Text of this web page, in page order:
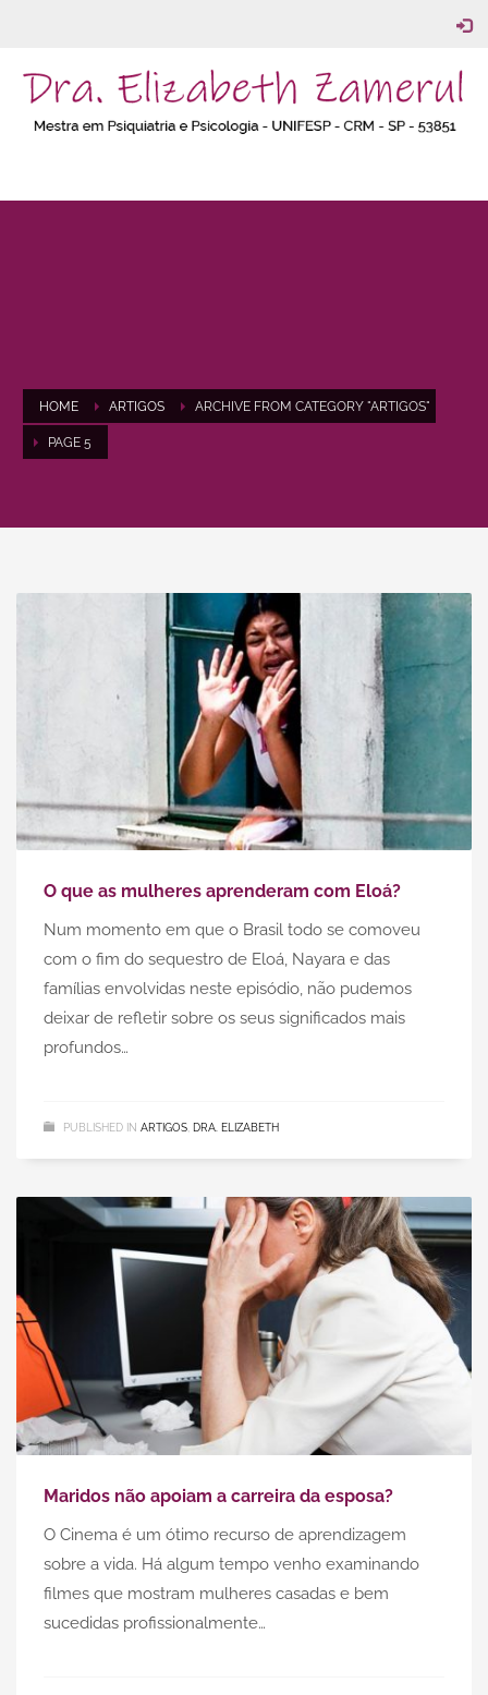
HOME ARTIGOS ARCHIVE FROM CATEGORY "ARTIGOS"
PAGE 5
O que as mulheres aprenderam com Eloá?
Num momento em que o Brasil todo se comoveu
com o fim do sequestro de Eloá, Nayara e das
famílias envolvidas neste episódio, não pudemos
deixar de refletir sobre os seus significados mais
profundos…
PUBLISHED IN ARTIGOS, DRA. ELIZABETH
Maridos não apoiam a carreira da esposa?
O Cinema é um ótimo recurso de aprendizagem
sobre a vida. Há algum tempo venho examinando
filmes que mostram mulheres casadas e bem
sucedidas profissionalmente…